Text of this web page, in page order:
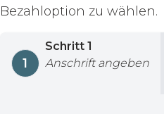
Bezahloption zu wählen.
1
Schritt 1
Anschrift angeben